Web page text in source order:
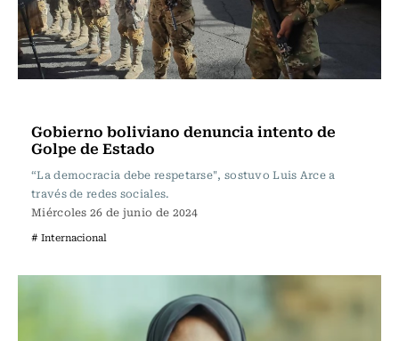
Gobierno boliviano denuncia intento de
Golpe de Estado
“La democracia debe respetarse", sostuvo Luis Arce a
través de redes sociales.
Miércoles 26 de junio de 2024
# Internacional